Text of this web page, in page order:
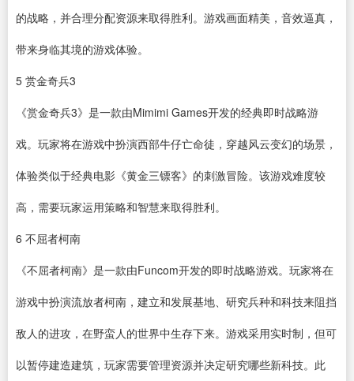
的战略，并合理分配资源来取得胜利。游戏画面精美，音效逼真，
带来身临其境的游戏体验。
5 赏金奇兵3
《赏金奇兵3》是一款由Mimimi Games开发的经典即时战略游
戏。玩家将在游戏中扮演西部牛仔亡命徒，穿越风云变幻的场景，
体验类似于经典电影《黄金三镖客》的刺激冒险。该游戏难度较
高，需要玩家运用策略和智慧来取得胜利。
6 不屈者柯南
《不屈者柯南》是一款由Funcom开发的即时战略游戏。玩家将在
游戏中扮演流放者柯南，建立和发展基地、研究兵种和科技来阻挡
敌人的进攻，在野蛮人的世界中生存下来。游戏采用实时制，但可
以暂停建造建筑，玩家需要管理资源并决定研究哪些新科技。此